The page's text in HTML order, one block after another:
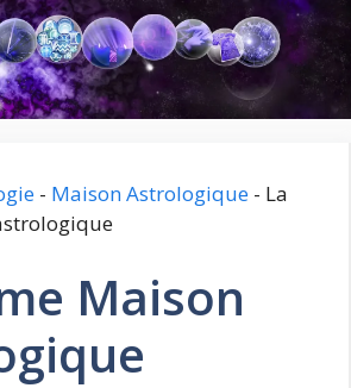
- Maison Astrologique - La
Maison